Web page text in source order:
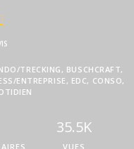
TRECKING, BUSCHCRAFT,
ENTREPRISE, EDC, CONSO,
35.5K
VUES